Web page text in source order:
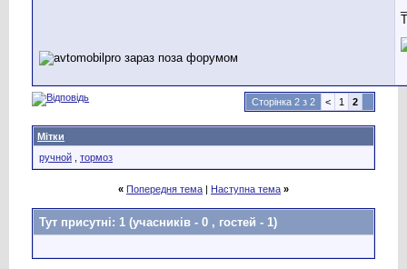
Сторінка 2 з 2 < 1 2
Мітки
ручной
тормоз
« Попередня тема | Наступна тема »
Тут присутні: 1 (учасників - 0 , гостей - 1)